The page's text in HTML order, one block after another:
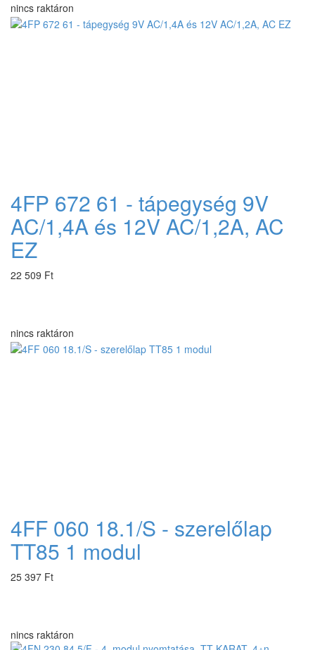
nincs raktáron
4FP 672 61 - tápegység 9V
AC/1,4A és 12V AC/1,2A, AC
EZ
22 509 Ft
nincs raktáron
4FF 060 18.1/S - szerelőlap
TT85 1 modul
25 397 Ft
nincs raktáron